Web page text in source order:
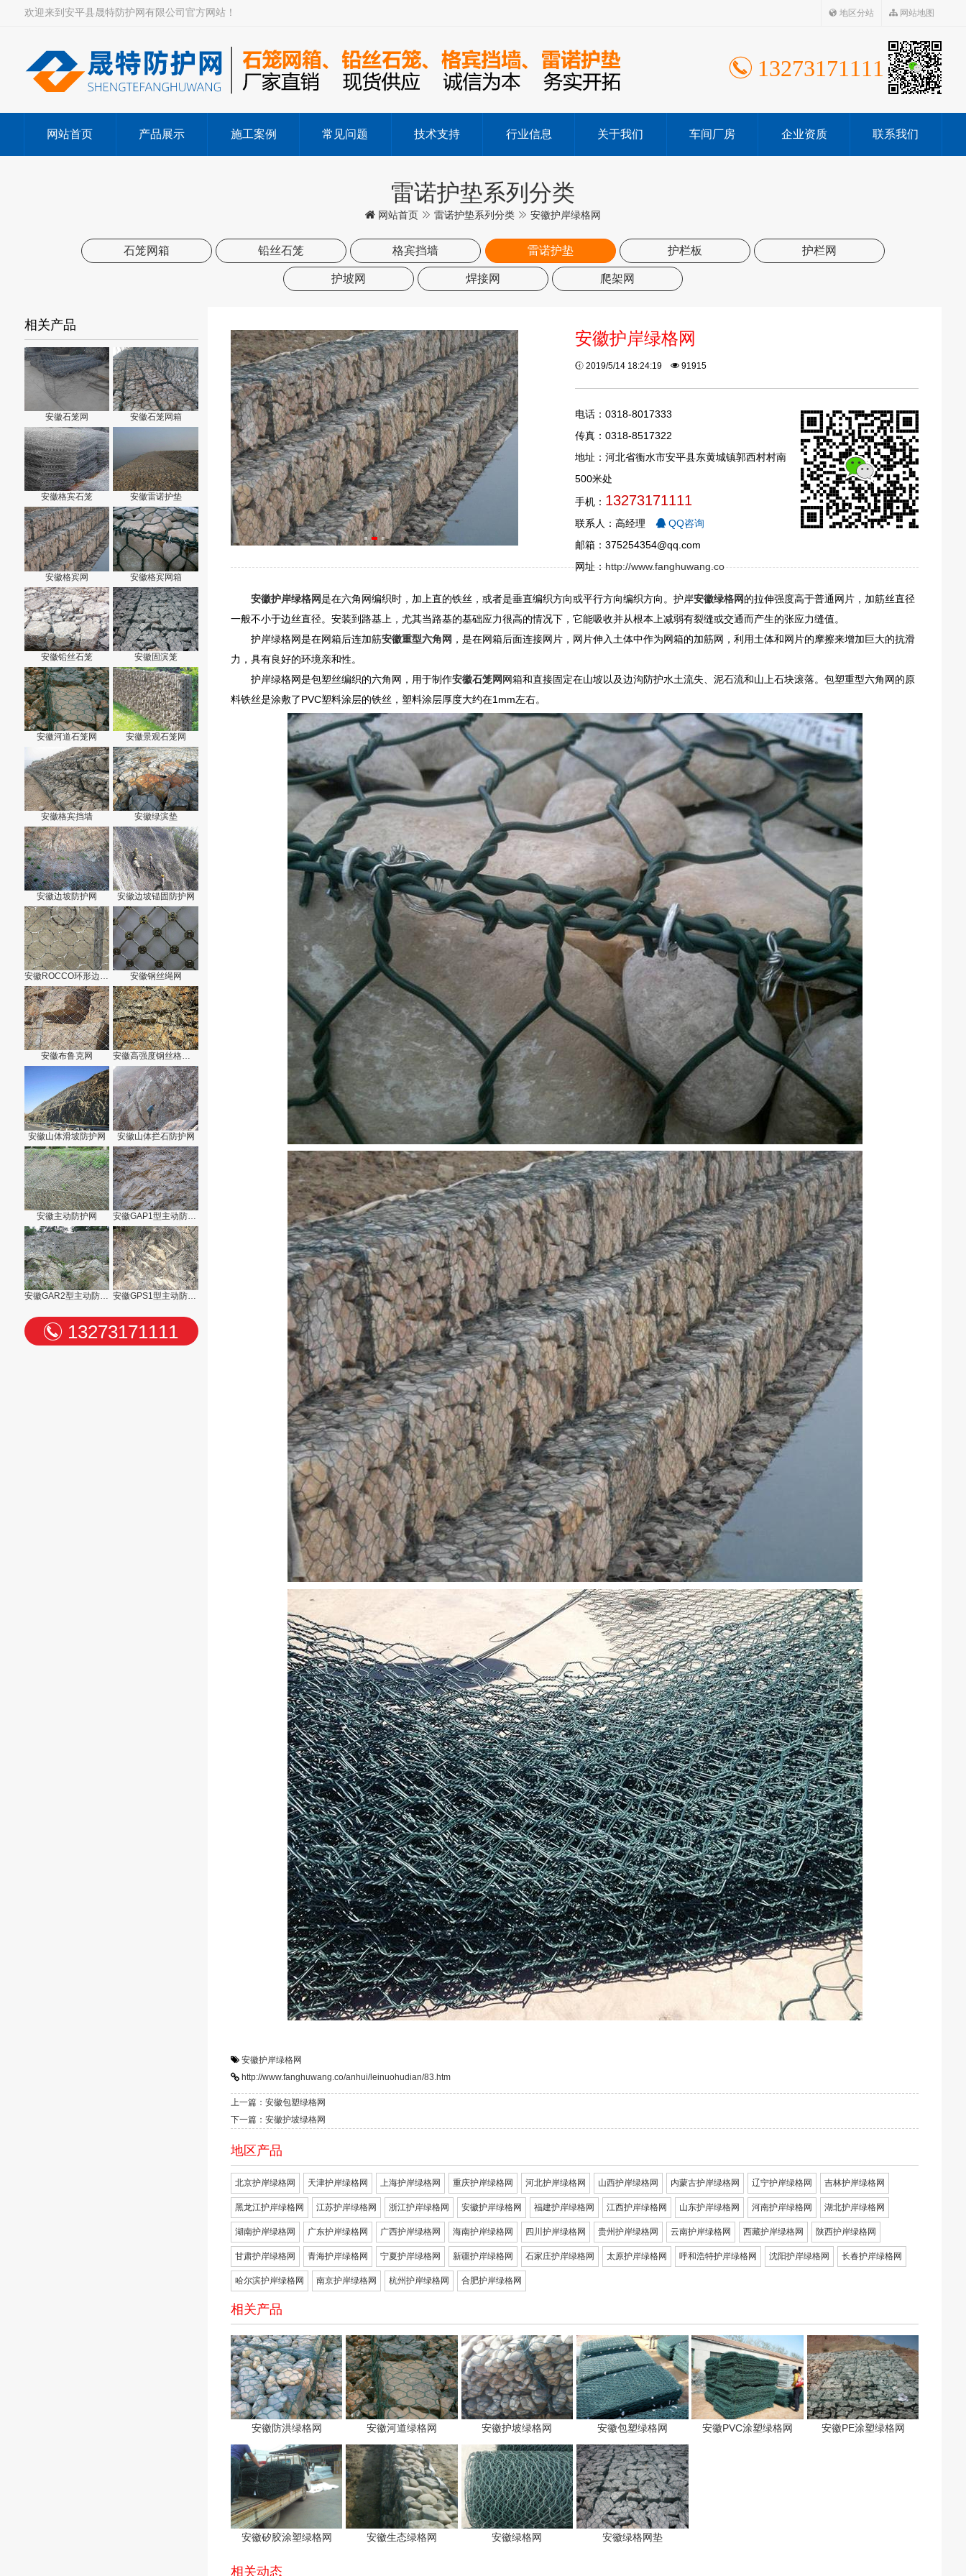
欢迎来到安平县晟特防护网有限公司官方网站！ 地区分站 网站地图
13273171111
网站首页 产品展示 施工案例 常见问题 技术支持 行业信息 关于我们 车间厂房 企业资质 联系我们
雷诺护垫系列分类
网站首页 雷诺护垫系列分类 安徽护岸绿格网
石笼网箱 铅丝石笼 格宾挡墙 雷诺护垫 护栏板 护栏网
护坡网 焊接网 爬架网
相关产品
安徽石笼网 安徽石笼网箱
安徽格宾石笼 安徽雷诺护垫
安徽格宾网 安徽格宾网箱
安徽铅丝石笼 安徽固滨笼
安徽河道石笼网 安徽景观石笼网
安徽格宾挡墙 安徽绿滨垫
安徽边坡防护网 安徽边坡锚固防护网
安徽ROCCO环形边坡防护网 安徽钢丝绳网
安徽布鲁克网 安徽高强度钢丝格栅网
安徽山体滑坡防护网 安徽山体拦石防护网
安徽主动防护网
安徽GAR2型主动防护网 安徽GPS1型主动防护网
13273171111
安徽护岸绿格网
2019/5/14 18:24:19 91915
电话：0318-8017333
传真：0318-8517322
地址：河北省衡水市安平县东黄城镇郭西村村南
500米处
手机： 13273171111
联系人：高经理
QQ咨询
邮箱：375254354@qq.com
网址：http://www.fanghuwang.co
安徽护岸绿格网是在六角网编织时，加上直的铁丝，或者是垂直编织方向或平行方向编织方向。护岸安徽绿格网的拉伸强度高于普通网片，加筋丝直径
一般不小于边丝直径。安装到路基上，尤其当路基的基础应力很高的情况下，它能吸收并从根本上减弱有裂缝或交通而产生的张应力缝值。
护岸绿格网是在网箱后连加筋安徽重型六角网 ，是在网箱后面连接网片，网片伸入土体中作为网箱的加筋网，利用土体和网片的摩擦来增加巨大的抗滑
力，具有良好的环境亲和性。
护岸绿格网是包塑丝编织的六角网，用于制作安徽石笼网网箱和直接固定在山坡以及边沟防护水土流失、泥石流和山上石块滚落。包塑重型六角网的原
料铁丝是涂敷了PVC塑料涂层的铁丝，塑料涂层厚度大约在1mm左右。
安徽护岸绿格网
http://www.fanghuwang.co/anhui/leinuohudian/83.htm
上一篇：安徽包塑绿格网
下一篇：安徽护坡绿格网
地区产品
北京护岸绿格网 天津护岸绿格网 上海护岸绿格网 重庆护岸绿格网 河北护岸绿格网 山西护岸绿格网 内蒙古护岸绿格网 辽宁护岸绿格网 吉林护岸绿格网
黑龙江护岸绿格网 江苏护岸绿格网 浙江护岸绿格网 安徽护岸绿格网 福建护岸绿格网 江西护岸绿格网 山东护岸绿格网 河南护岸绿格网 湖北护岸绿格网
湖南护岸绿格网 广东护岸绿格网 广西护岸绿格网 海南护岸绿格网 四川护岸绿格网 贵州护岸绿格网 云南护岸绿格网 西藏护岸绿格网 陕西护岸绿格网
甘肃护岸绿格网 青海护岸绿格网 宁夏护岸绿格网 新疆护岸绿格网 石家庄护岸绿格网 太原护岸绿格网 呼和浩特护岸绿格网 沈阳护岸绿格网 长春护岸绿格网
哈尔滨护岸绿格网 南京护岸绿格网 杭州护岸绿格网 合肥护岸绿格网
相关产品
安徽防洪绿格网 安徽河道绿格网 安徽护坡绿格网 安徽包塑绿格网 安徽PVC涂塑绿格网 安徽PE涂塑绿格网
安徽矽胶涂塑绿格网 安徽生态绿格网 安徽绿格网 安徽绿格网垫
相关动态